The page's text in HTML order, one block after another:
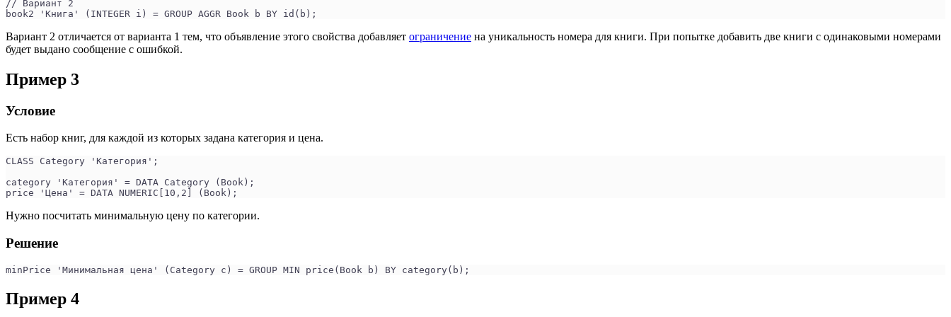
// Вариант 2
book2 'Книга' (INTEGER i) = GROUP AGGR Book b BY id(b);
Вариант 2 отличается от варианта 1 тем, что объявление этого свойства добавляет ограничение на уникальность номера для книги. При попытке добавить две книги с одинаковыми номерами
будет выдано сообщение с ошибкой.
Пример 3
Условие
Есть набор книг, для каждой из которых задана категория и цена.
CLASS Category 'Категория';
category 'Категория' = DATA Category (Book);
price 'Цена' = DATA NUMERIC[10,2] (Book);
Нужно посчитать минимальную цену по категории.
Решение
minPrice 'Минимальная цена' (Category c) = GROUP MIN price(Book b) BY category(b);
Пример 4